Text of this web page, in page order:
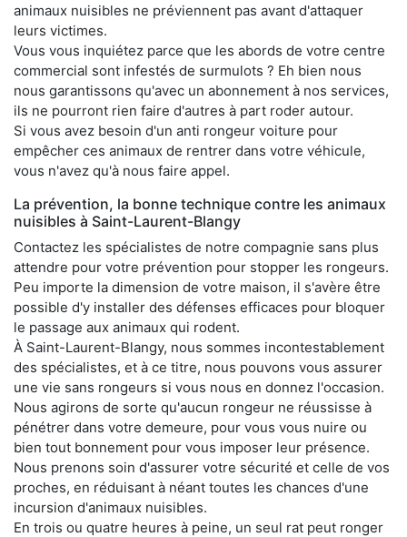
animaux nuisibles ne préviennent pas avant d'attaquer
leurs victimes.
Vous vous inquiétez parce que les abords de votre centre
commercial sont infestés de surmulots ? Eh bien nous
nous garantissons qu'avec un abonnement à nos services,
ils ne pourront rien faire d'autres à part roder autour.
Si vous avez besoin d'un anti rongeur voiture pour
empêcher ces animaux de rentrer dans votre véhicule,
vous n'avez qu'à nous faire appel.
La prévention, la bonne technique contre les animaux
nuisibles à Saint-Laurent-Blangy
Contactez les spécialistes de notre compagnie sans plus
attendre pour votre prévention pour stopper les rongeurs.
Peu importe la dimension de votre maison, il s'avère être
possible d'y installer des défenses efficaces pour bloquer
le passage aux animaux qui rodent.
À Saint-Laurent-Blangy, nous sommes incontestablement
des spécialistes, et à ce titre, nous pouvons vous assurer
une vie sans rongeurs si vous nous en donnez l'occasion.
Nous agirons de sorte qu'aucun rongeur ne réussisse à
pénétrer dans votre demeure, pour vous vous nuire ou
bien tout bonnement pour vous imposer leur présence.
Nous prenons soin d'assurer votre sécurité et celle de vos
proches, en réduisant à néant toutes les chances d'une
incursion d'animaux nuisibles.
En trois ou quatre heures à peine, un seul rat peut ronger